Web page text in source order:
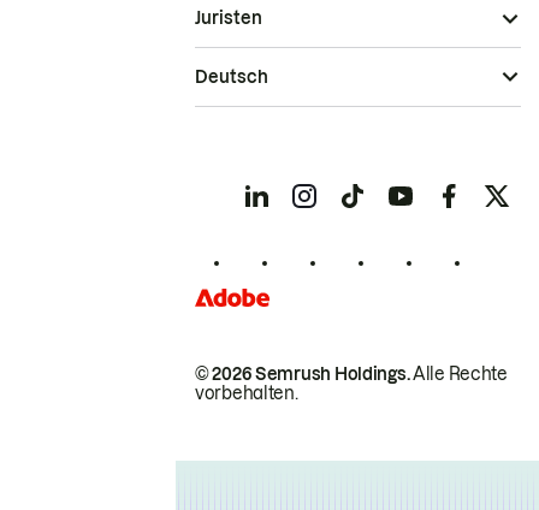
© 2026 Semrush Holdings.Alle Rechte
vorbehalten.
Juristen
Deutsch